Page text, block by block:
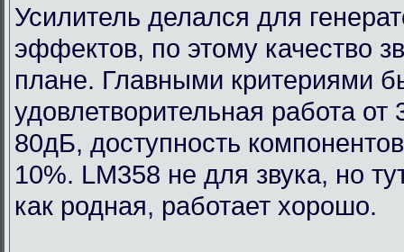
Усилитель делался для
эффектов, по этому качество
плане. Главными критериями
удовлетворительная работа
80дБ, доступность
10%. LM358 не для звука, но
как родная, работает хорошо.